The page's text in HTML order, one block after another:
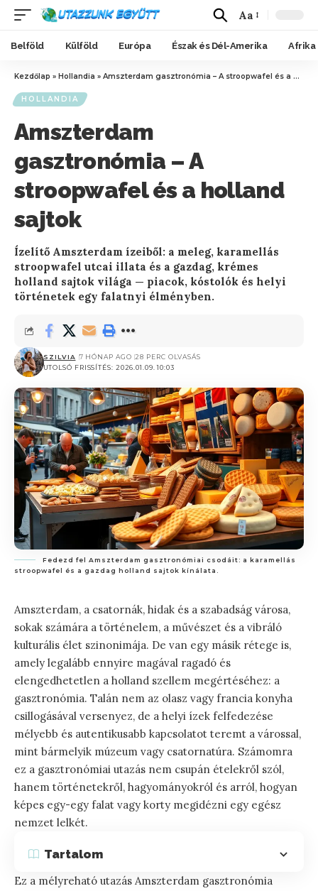
Aa
Belföld Külföld Európa Észak és Dél-Amerika Afrika
Kezdőlap » Hollandia » Amszterdam gasztronómia – A stroopwafel és a holland sajtok
HOLLANDIA
Amszterdam
gasztronómia – A
stroopwafel és a holland
sajtok
Ízelítő Amszterdam ízeiből: a meleg, karamellás
stroopwafel utcai illata és a gazdag, krémes
holland sajtok világa — piacok, kóstolók és helyi
történetek egy falatnyi élményben.
UTOLSÓ FRISSÍTÉS: 2026.01.09. 10:03
SZILVIA 7 HÓNAP AGO 28 PERC OLVASÁS
Fedezd fel Amszterdam gasztronómiai csodáit: a karamellás
stroopwafel és a gazdag holland sajtok kínálata.
Amszterdam, a csatornák, hidak és a szabadság városa,
sokak számára a történelem, a művészet és a vibráló
kulturális élet szinonimája. De van egy másik rétege is,
amely legalább ennyire magával ragadó és
elengedhetetlen a holland szellem megértéséhez: a
gasztronómia. Talán nem az olasz vagy francia konyha
csillogásával versenyez, de a helyi ízek felfedezése
mélyebb és autentikusabb kapcsolatot teremt a várossal,
mint bármelyik múzeum vagy csatornatúra. Számomra
ez a gasztronómiai utazás nem csupán ételekről szól,
hanem történetekről, hagyományokról és arról, hogyan
képes egy-egy falat vagy korty megidézni egy egész
nemzet lelkét.
Tartalom
Ez a mélyreható utazás Amszterdam gasztronómia